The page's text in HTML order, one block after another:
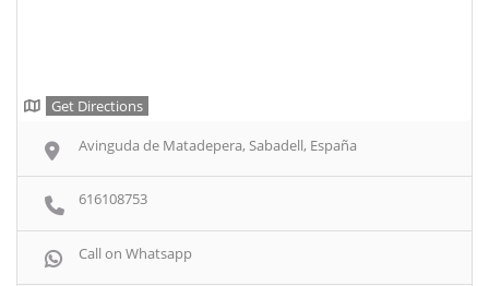
Get Directions
Avinguda de Matadepera, Sabadell, España
616108753
Call on Whatsapp